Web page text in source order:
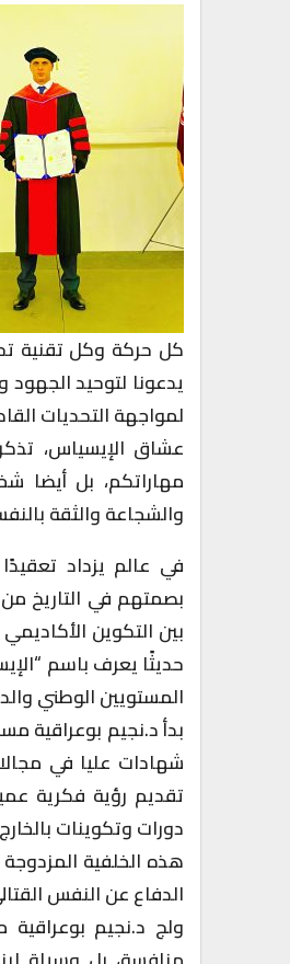
كل حركة وكل تقنية
يدعونا لتوحيد
لمواجهة التحديات
عشاق الإيسياس،
مهاراتكم، بل أيضا
والشجاعة والثقة
في عالم يزداد
بصمتهم في التاريخ من
بين التكوين
حديثًا يعرف باسم
المستويين الوطني
بدأ د.نجيم بوعراقية
شهادات عليا في
تقديم رؤية فكرية
دورات وتكوينات
هذه الخلفية
الدفاع عن النفس
ولج د.نجيم